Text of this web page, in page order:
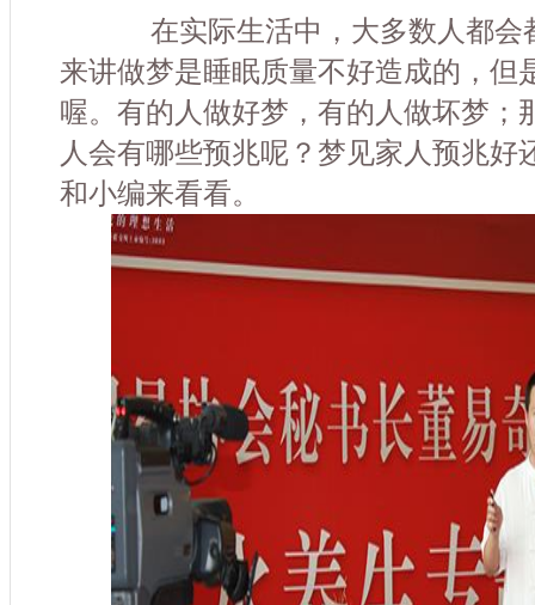
在实际生活中，大多数人都会
来讲做梦是睡眠质量不好造成的，但
喔。有的人做好梦，有的人做坏梦；
人会有哪些预兆呢？梦见家人预兆好
和小编来看看。